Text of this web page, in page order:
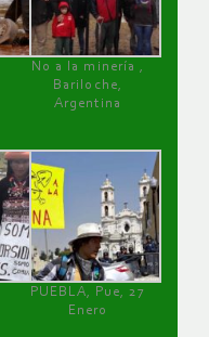
No a la minería ,
Bariloche,
Argentina
PUEBLA, Pue, 27
Enero